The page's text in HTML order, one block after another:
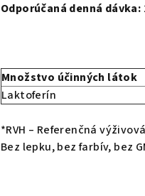
Odporúčaná denná dávka:
Množstvo účinných látok
Laktoferín
*RVH – Referenčná
Bez lepku, bez farbív, bez